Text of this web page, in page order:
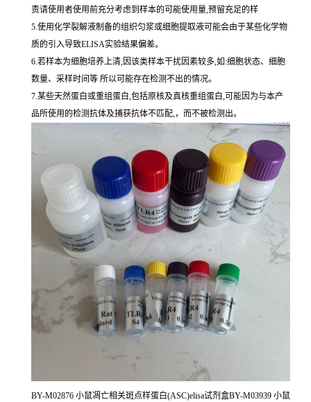
责请使用者使用前充分考虑到样本的可能使用量,预留充足的样
5.使用化学裂解液制备的组织匀浆或细胞提取液可能会由于某些化学物
质的引入导致ELISA实验结果偏差。
6.若样本为细胞培养上清,因该类样本干扰因素较多,如:细胞状态、细胞
数量、采样时间等 所以可能存在检测不出的情况。
7.某些天然蛋白或重组蛋白,包括原核及真核重组蛋白,可能因为与本产
品所使用的检测抗体及捕获抗体不匹配,，而不被检测出。
BY-M02876 小鼠凋亡相关斑点样蛋白(ASC)elisa试剂盒BY-M03939 小鼠